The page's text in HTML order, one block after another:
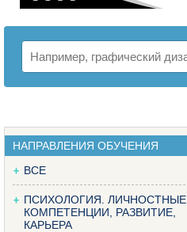
НАПРАВЛЕНИЯ ОБУЧЕНИЯ
ВСЕ
ПСИХОЛОГИЯ. ЛИЧНОСТНЫЕ
КОМПЕТЕНЦИИ, РАЗВИТИЕ,
КАРЬЕРА